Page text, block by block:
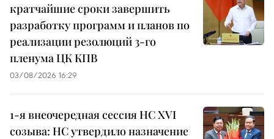
кратчайшие сроки завершить
разработку программ и планов по
реализации резолюций 3-го
пленума ЦК КПВ
03/08/2026 16:29
1-я внеочередная сессия НС XVI
созыва: НС утвердило назначение